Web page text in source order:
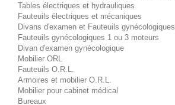
Tables électriques et hydrauliques
Fauteuils électriques et mécaniques
Divans d'examen et Fauteuils gynécologiques
Fauteuils gynécologiques 1 ou 3 moteurs
Divan d'examen gynécologique
Mobilier ORL
Fauteuils O.R.L.
Armoires et mobilier O.R.L.
Mobilier pour cabinet médical
Bureaux